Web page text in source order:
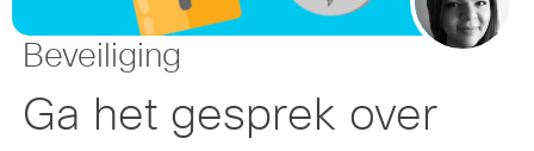
Beveiliging
Ga het gesprek over